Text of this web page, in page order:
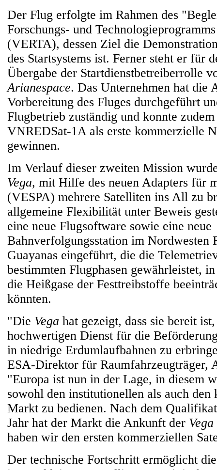
Der Flug erfolgte im Rahmen des
Forschungs- und
(VERTA), dessen Ziel die
des Startsystems ist. Ferner steht er für
Übergabe der Startdienstbetreiberrolle
Arianespace. Das Unternehmen hat die
Vorbereitung des Fluges durchgeführt
Flugbetrieb zuständig und konnte
VNREDSat‑1A als erste kommerzielle
gewinnen.
Im Verlauf dieser zweiten Mission
Vega, mit Hilfe des neuen Adapters für
(VESPA) mehrere Satelliten ins All zu
allgemeine Flexibilität unter Beweis
eine neue Flugsoftware sowie eine neue
Bahnverfolgungsstation im Nordwesten
Guayanas eingeführt, die die
bestimmten Flugphasen gewährleistet,
die Heißgase der Festtreibstoffe
könnten.
"Die Vega hat gezeigt, dass sie bereit
hochwertigen Dienst für die
in niedrige Erdumlaufbahnen zu
ESA-Direktor für Raumfahrzeugträger,
"Europa ist nun in der Lage, in diesem
sowohl den institutionellen als auch den
Markt zu bedienen. Nach dem
Jahr hat der Markt die Ankunft der Vega
haben wir den ersten kommerziellen
Der technische Fortschritt ermöglicht